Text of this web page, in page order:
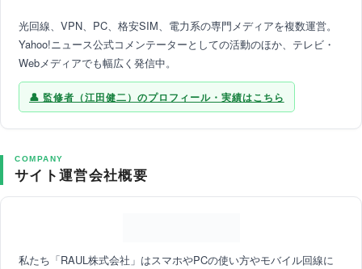
光回線、VPN、PC、格安SIM、電力系の専門メディアを複数運営。
Yahoo!ニュース公式コメンテーターとしての活動のほか、テレビ・
Webメディアでも幅広く発信中。
監修者（江田健二）のプロフィール・実績はこちら
COMPANY
サイト運営会社概要
私たち「RAUL株式会社」はスマホやPCの使い方やモバイル回線に